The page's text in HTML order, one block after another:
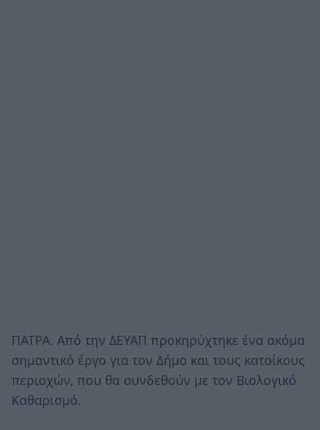
ΠΑΤΡΑ. Από την ΔΕΥΑΠ προκηρύχτηκε ένα ακόμα
σημαντικό έργο για τον Δήμο και τους κατοίκους
περιοχών, που θα συνδεθούν με τον Βιολογικό
Καθαρισμό.